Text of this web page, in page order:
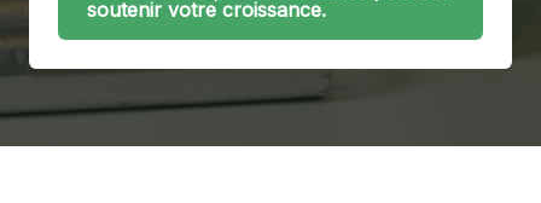
soutenir votre croissance.